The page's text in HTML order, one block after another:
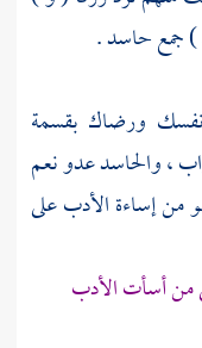
) جمع حاسد .
ورضاك بقسمة
، والحاسد عدو نعم
من إساءة الأدب على
من أسأت الأدب